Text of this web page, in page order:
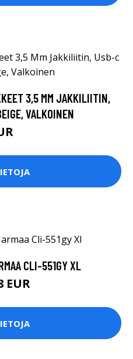
3,5 MM JAKKILIITIN,
VALKOINEN
CLI-551GY XL
EUR